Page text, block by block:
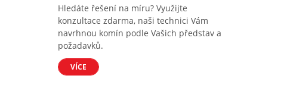
Hledáte řešení na míru? Využijte
konzultace zdarma, naši technici Vám
navrhnou komín podle Vašich představ a
požadavků.
VÍCE